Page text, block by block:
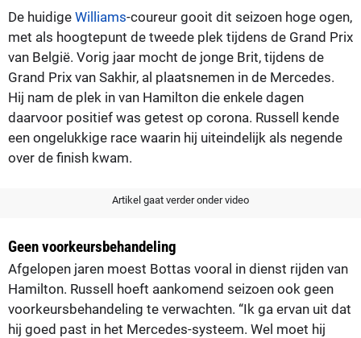
De huidige Williams-coureur gooit dit seizoen hoge ogen,
met als hoogtepunt de tweede plek tijdens de Grand Prix
van België. Vorig jaar mocht de jonge Brit, tijdens de
Grand Prix van Sakhir, al plaatsnemen in de Mercedes.
Hij nam de plek in van Hamilton die enkele dagen
daarvoor positief was getest op corona. Russell kende
een ongelukkige race waarin hij uiteindelijk als negende
over de finish kwam.
Artikel gaat verder onder video
Geen voorkeursbehandeling
Afgelopen jaren moest Bottas vooral in dienst rijden van
Hamilton. Russell hoeft aankomend seizoen ook geen
voorkeursbehandeling te verwachten. “Ik ga ervan uit dat
hij goed past in het Mercedes-systeem. Wel moet hij